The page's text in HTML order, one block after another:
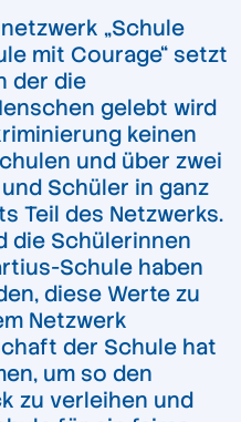
„Schule
mit Courage“ setzt
der die
gelebt wird
keinen
und über zwei
Schüler in ganz
Teil des Netzwerks.
die Schülerinnen
Schule haben
diese Werte zu
Netzwerk
der Schule hat
um so den
zu verleihen und